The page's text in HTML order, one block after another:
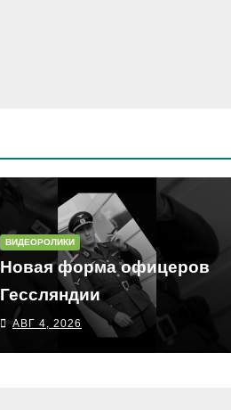
ВИДЕОРОЛИКИ
Новая форма офицеров
Гессляндии
АВГ 4, 2026